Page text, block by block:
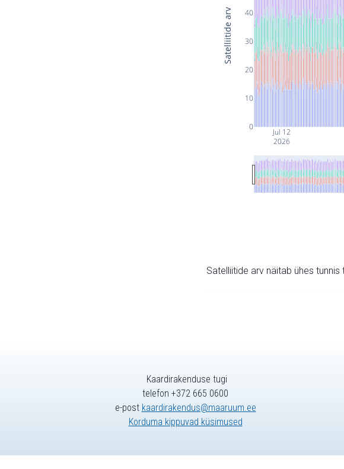
Jul 12
2026
0
10
20
30
40
Satelliitide arv
Satelliitide arv näitab ühes
Kaardirakenduse tugi
telefon +372 665 0600
e-post kaardirakendus@maaruum.ee
Korduma kippuvad küsimused